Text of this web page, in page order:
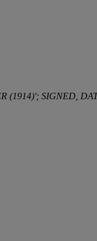
(1914)'; SIGNED,